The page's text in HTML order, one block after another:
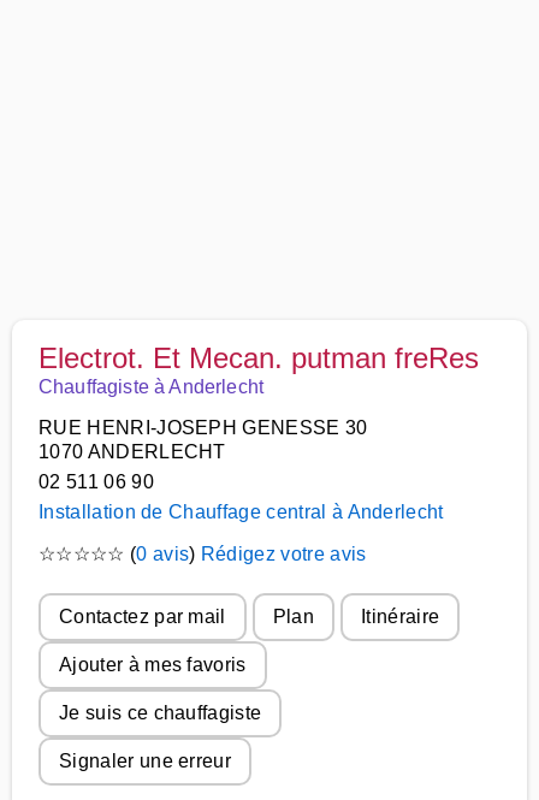
Electrot. Et Mecan. putman freRes
Chauffagiste à Anderlecht
RUE HENRI-JOSEPH GENESSE 30
1070 ANDERLECHT
02 511 06 90
Installation de Chauffage central à Anderlecht
☆☆☆☆☆ (0 avis) Rédigez votre avis
Contactez par mail Plan Itinéraire
Ajouter à mes favoris
Je suis ce chauffagiste
Signaler une erreur